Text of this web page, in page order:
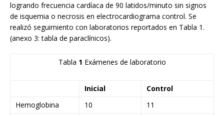
logrando frecuencia cardíaca de 90 latidos/minuto sin signos
de isquemia o necrosis en electrocardiograma control. Se
realizó seguimiento con laboratorios reportados en Tabla 1.
(anexo 3: tabla de paraclínicos).
Tabla 1 Exámenes de laboratorio
Inicial
Control
Hemoglobina
10
11